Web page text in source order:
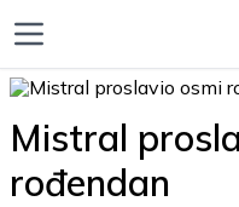
Mistral
rođendan